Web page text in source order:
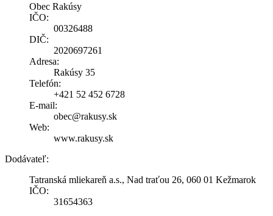
Obec Rakúsy
IČO:
00326488
DIČ:
2020697261
Adresa:
Rakúsy 35
Telefón:
+421 52 452 6728
E-mail:
obec@rakusy.sk
Web:
www.rakusy.sk
Dodávateľ:
Tatranská mliekareň a.s., Nad traťou 26, 060 01 Kežmarok
IČO:
31654363